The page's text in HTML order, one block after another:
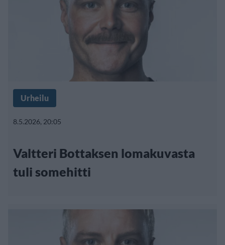
Urheilu
8.5.2026, 20:05
Valtteri Bottaksen lomakuvasta
tuli somehitti